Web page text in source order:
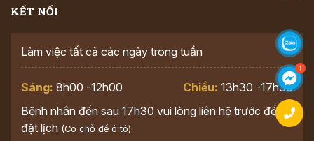
KẾT NỐI
Làm việc tất cả các ngày trong tuần
Sáng: 8h00 -12h00 Chiều: 13h30 -17h30
Bệnh nhân đến sau 17h30 vui lòng liên hệ trước để
đặt lịch (Có chỗ để ô tô)